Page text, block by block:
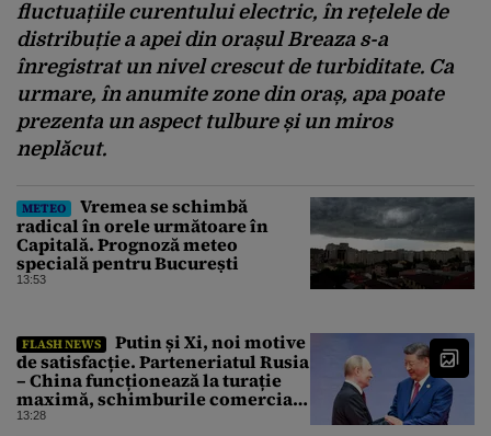
fluctuațiile curentului electric, în rețelele de
distribuție a apei din orașul Breaza s-a
înregistrat un nivel crescut de turbiditate. Ca
urmare, în anumite zone din oraș, apa poate
prezenta un aspect tulbure și un miros
neplăcut.
METEO
Vremea se schimbă
radical în orele următoare în
Capitală. Prognoză meteo
specială pentru București
13:53
FLASH NEWS
Putin și Xi, noi motive
de satisfacție. Parteneriatul Rusia
– China funcționează la turație
maximă, schimburile comerciale
ating niveluri record
13:28